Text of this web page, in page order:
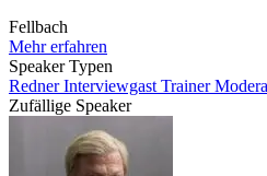
Fellbach
Mehr erfahren
Speaker Typen
RednerInterviewgast Trainer
Zufällige Speaker